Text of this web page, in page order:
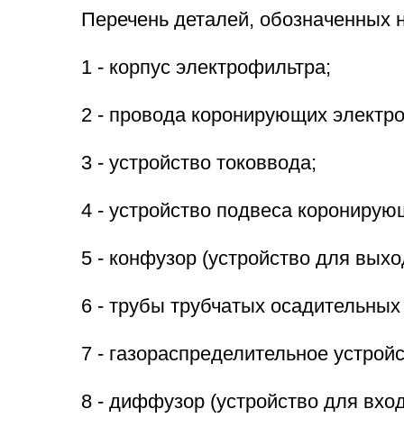
Перечень деталей, обозначенных
1 - корпус электрофильтра;
2 - провода коронирующих
3 - устройство токоввода;
4 - устройство подвеса
5 - конфузор (устройство для
6 - трубы трубчатых
7 - газораспределительное
8 - диффузор (устройство для